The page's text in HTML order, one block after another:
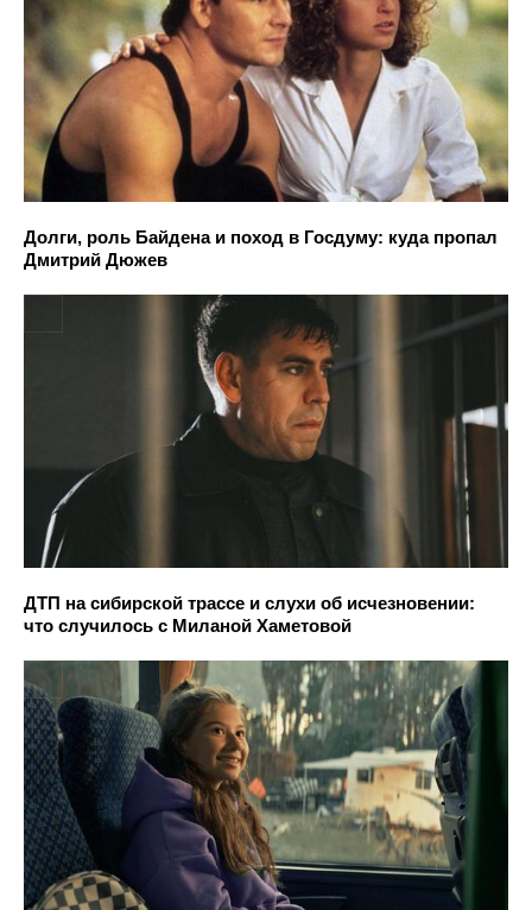
Долги, роль Байдена и поход в Госдуму: куда пропал
Дмитрий Дюжев
ДТП на сибирской трассе и слухи об исчезновении:
что случилось с Миланой Хаметовой